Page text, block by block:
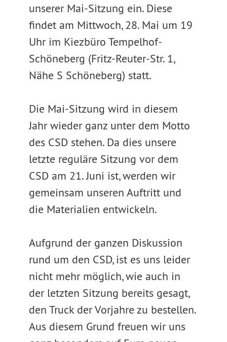
unserer Mai-Sitzung ein. Diese
findet am Mittwoch, 28. Mai um 19
Uhr im Kiezbüro Tempelhof-
Schöneberg (Fritz-Reuter-Str. 1,
Nähe S Schöneberg) statt.
Die Mai-Sitzung wird in diesem
Jahr wieder ganz unter dem Motto
des CSD stehen. Da dies unsere
letzte reguläre Sitzung vor dem
CSD am 21. Juni ist, werden wir
gemeinsam unseren Auftritt und
die Materialien entwickeln.
Aufgrund der ganzen Diskussion
rund um den CSD, ist es uns leider
nicht mehr möglich, wie auch in
der letzten Sitzung bereits gesagt,
den Truck der Vorjahre zu bestellen.
Aus diesem Grund freuen wir uns